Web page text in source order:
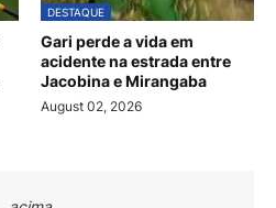
DESTAQUE
Gari perde a vida em
acidente na estrada entre
Jacobina e Mirangaba
August 02, 2026